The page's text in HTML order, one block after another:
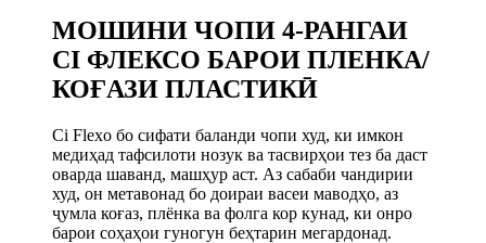
МОШИНИ ЧОПИ 4-РАНГАИ
CI ФЛЕКСО БАРОИ ПЛЕНКА/
КОҒАЗИ ПЛАСТИКӢ
Ci Flexo бо сифати баланди чопи худ, ки имкон
медиҳад тафсилоти нозук ва тасвирҳои тез ба даст
оварда шаванд, машҳур аст. Аз сабаби чандирии
худ, он метавонад бо доираи васеи маводҳо, аз
ҷумла коғаз, плёнка ва фолга кор кунад, ки онро
барои соҳаҳои гуногун беҳтарин мегардонад.